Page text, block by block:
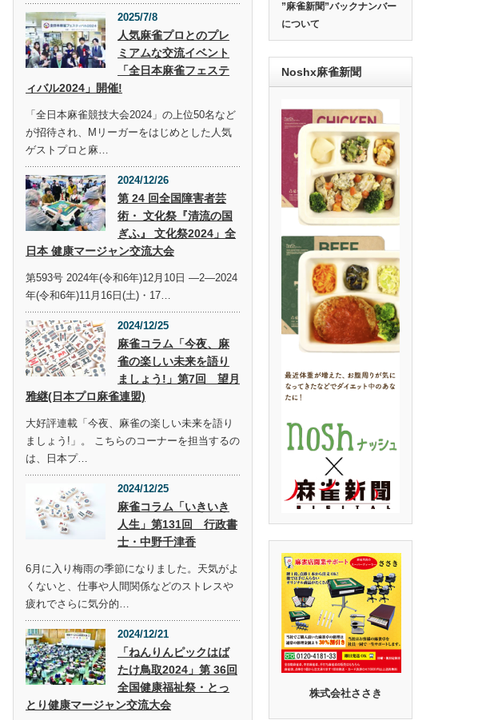
2025/7/8
人気麻雀プロとのプレ
ミアムな交流イベント
「全日本麻雀フェステ
ィバル2024」開催!
「全日本麻雀競技大会2024」の上位50名など
が招待され、Mリーガーをはじめとした人気
ゲストプロと麻…
2024/12/26
第 24 回全国障害者芸
術・ 文化祭『清流の国
ぎふ』 文化祭2024」全
日本 健康マージャン交流大会
第593号 2024年(令和6年)12月10日 —2—2024
年(令和6年)11月16日(土)・17…
2024/12/25
麻雀コラム「今夜、麻
雀の楽しい未来を語り
ましょう!」第7回 望月
雅継(日本プロ麻雀連盟)
大好評連載「今夜、麻雀の楽しい未来を語り
ましょう!」。 こちらのコーナーを担当するの
は、日本プ…
2024/12/25
麻雀コラム「いきいき
人生」第131回 行政書
士・中野千津香
6月に入り梅雨の季節になりました。天気がよ
くないと、仕事や人間関係などのストレスや
疲れでさらに気分的…
2024/12/21
「ねんりんピックはば
たけ鳥取2024」第 36回
全国健康福祉祭・とっ
とり健康マージャン交流大会
”麻雀新聞”バックナンバー
について
Noshx麻雀新聞
株式会社ささき